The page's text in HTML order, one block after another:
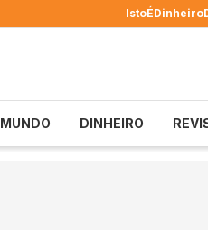
IstoÉDinheiro
MUNDO DINHEIRO